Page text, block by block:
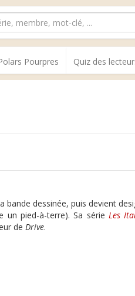
Pourpres Quiz des
dessinée, puis devient
pied-à-terre). Sa série Les
deDrive.